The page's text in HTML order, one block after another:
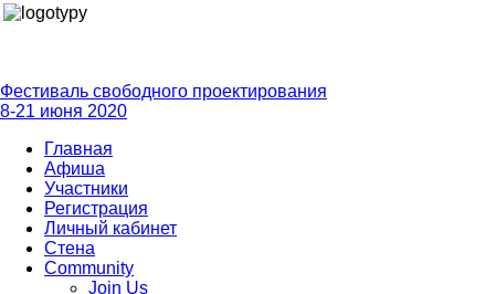
Фестиваль свободного проектирования
8-21 июня 2020
Главная
Афиша
Участники
Регистрация
Личный кабинет
Стена
Community
Join Us